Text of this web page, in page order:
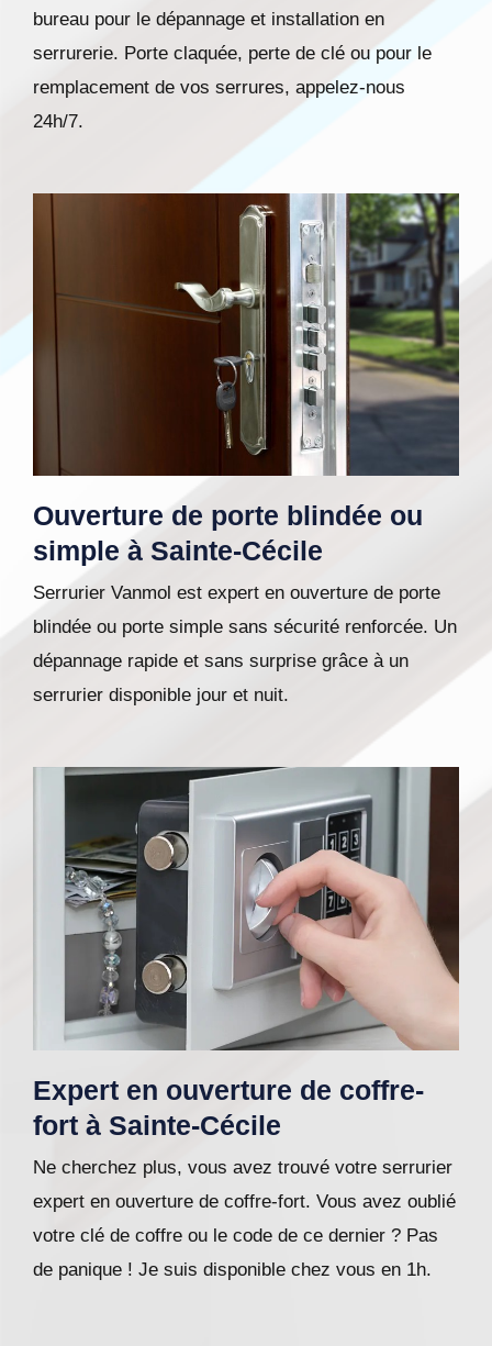
bureau pour le dépannage et installation en
serrurerie. Porte claquée, perte de clé ou pour le
remplacement de vos serrures, appelez-nous
24h/7.
Ouverture de porte blindée ou
simple à Sainte-Cécile
Serrurier Vanmol est expert en ouverture de porte
blindée ou porte simple sans sécurité renforcée. Un
dépannage rapide et sans surprise grâce à un
serrurier disponible jour et nuit.
Expert en ouverture de coffre-
fort à Sainte-Cécile
Ne cherchez plus, vous avez trouvé votre serrurier
expert en ouverture de coffre-fort. Vous avez oublié
votre clé de coffre ou le code de ce dernier ? Pas
de panique ! Je suis disponible chez vous en 1h.